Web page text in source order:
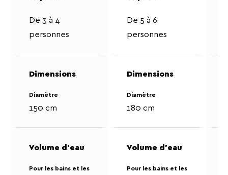
De 3 à 4
personnes
De 5 à 6
personnes
Diamètre
150 cm
Diamètre
180 cm
Pour les bains et les
Pour les bains et les